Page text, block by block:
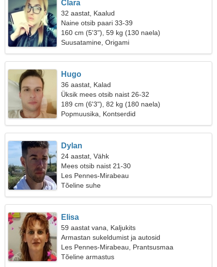
Clara
32 aastat, Kaalud
Naine otsib paari 33-39
160 cm (5'3"), 59 kg (130 naela)
Suusatamine, Origami
Hugo
36 aastat, Kalad
Üksik mees otsib naist 26-32
189 cm (6'3"), 82 kg (180 naela)
Popmuusika, Kontserdid
Dylan
24 aastat, Vähk
Mees otsib naist 21-30
Les Pennes-Mirabeau
Tõeline suhe
Elisa
59 aastat vana, Kaljukits
Armastan sukeldumist ja autosid
Les Pennes-Mirabeau, Prantsusmaa
Tõeline armastus